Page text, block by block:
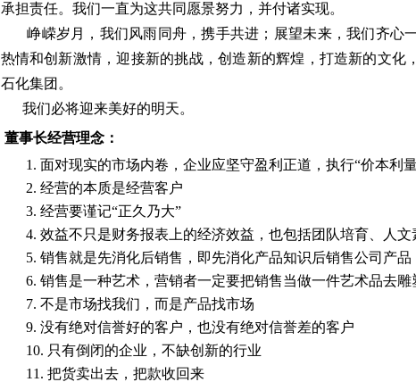
承担责任。我们一直为这共同愿景努力，并付诸实现。
峥嵘岁月， 我们风雨同舟，携手共进；展望未来，我们齐心
热情和创新激情，迎接新的挑战，创造新的辉煌，打造新的文化
石化集团。
我们必将迎来美好的明天。
董事长经营理念：
1. 面对现实的市场内卷，企业应坚守盈利正道，执行“价本利
2. 经营的本质是经营客户
3. 经营要谨记“正久乃大”
4. 效益不只是财务报表上的经济效益，也包括团队培育、人
5. 销售就是先消化后销售，即先消化产品知识后销售公司产品
6. 销售是一种艺术，营销者一定要把销售当做一件艺术品去雕
7. 不是市场找我们，而是产品找市场
9. 没有绝对信誉好的客户，也没有绝对信誉差的客户
10. 只有倒闭的企业，不缺创新的行业
11. 把货卖出去，把款收回来